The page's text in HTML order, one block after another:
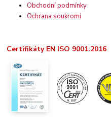
Obchodní podmínky
Ochrana soukromí
Certifikáty EN ISO 9001:2016